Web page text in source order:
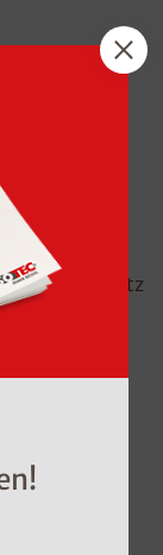
handelt es
, da wird
und dem
einem
Sie auch
Egal ob Putz
wird